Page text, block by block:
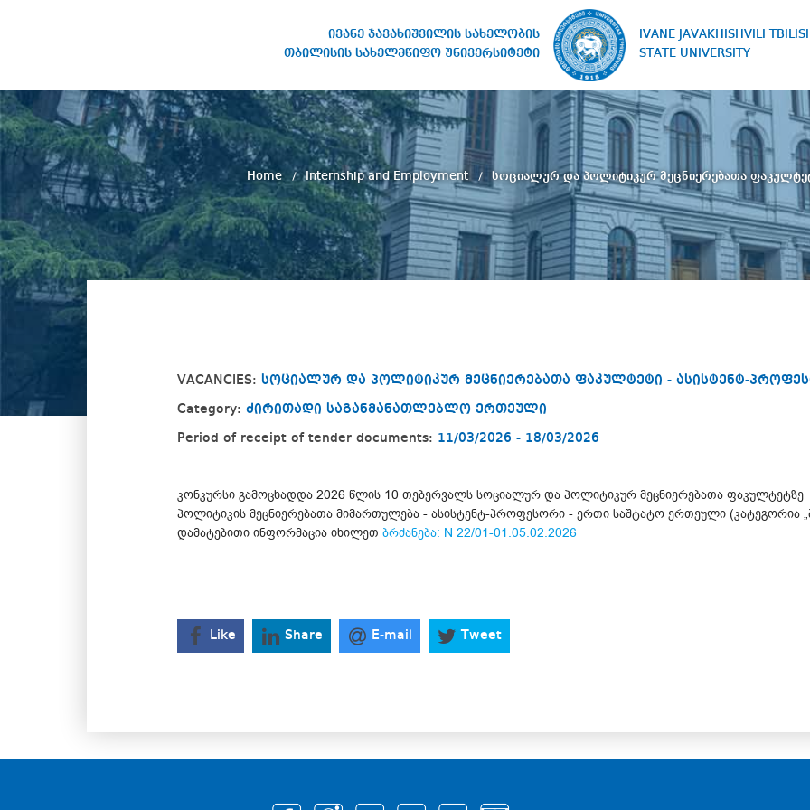
ივანე ჯავახიშვილის სახელობის
თბილისის სახელმწიფო უნივერსიტეტი
IVANE JAVAKHISHVILI TBILISI
STATE UNIVERSITY
STATE UNIVERSITY
Home Internship and Employment სოციალურ და პოლიტიკურ მეცნიერებათა
VACANCIES: სოციალურ და პოლიტიკურ მეცნიერებათა ფაკულტეტი - ასისტენტ-
Category: ძირითადი საგანმანათლებლო ერთეული
Period of receipt of tender documents: 11/03/2026 - 18/03/2026
კონკურსი გამოცხადდა 2026 წლის 10 თებერვალს სოციალურ და პოლიტიკურ მეცნიერებათა ფაკულტეტზე
პოლიტიკის მეცნიერებათა მიმართულება - ასისტენტ-პროფესორი - ერთი საშტატო ერთეული (კატეგორია
დამატებითი ინფორმაცია იხილეთ ბრძანება: N 22/01-01.05.02.2026
Like Share E-mail Tweet